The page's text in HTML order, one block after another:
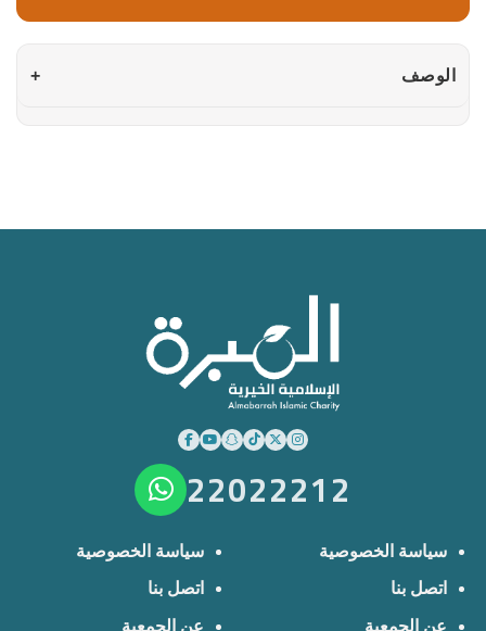
الوصف +
22022212
سياسة الخصوصية
اتصل بنا
عن الجمعية
سياسة الخصوصية
اتصل بنا
عن الجمعية